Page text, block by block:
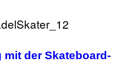
der Skateboard-